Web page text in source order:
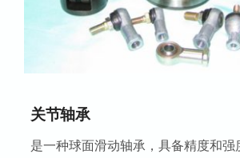
关节轴承
是一种球面滑动轴承，具备精度和强